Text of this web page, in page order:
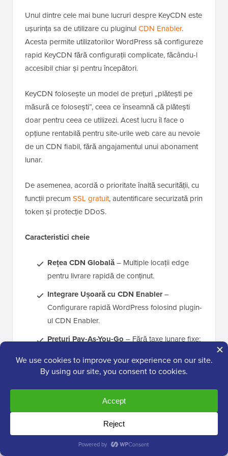
Unul dintre cele mai bune lucruri despre KeyCDN este
ușurința sa de utilizare cu pluginulCDN Enabler.
Acesta permite utilizatorilor WordPress să configureze
rapid KeyCDN fără configurații complicate, făcându-l
accesibil chiar și pentru începători.
KeyCDN folosește un model de prețuri „plătești pe
măsură ce folosești”, ceea ce înseamnă că plătești
doar pentru ceea ce utilizezi. Acest lucru îl face o
opțiune rentabilă pentru site-urile web care au nevoie
de un CDN fiabil, fără angajamentul unui abonament
lunar.
De asemenea, acordă o prioritate înaltă securității, cu
funcții precum SSL gratuit, autentificare securizată prin
token și protecție DDoS.
Caracteristici cheie
Rețea CDN Globală– Multiple locații edge
pentru livrare rapidă de conținut.
Integrare Ușoară cu CDN Enabler–
Configurare rapidă WordPress folosind plugin-
ul CDN Enabler.
Prețuri Pay-As-You-Go– Fără taxe lunare fixe;
Suport SSL gratuit– Asigură livrarea
– Ajută la apărarea împotriva
amenințărilor cibernetice.
Ștergere instantanee a cache-ului–
Actualizează rapid conținutul pe toate locațiile